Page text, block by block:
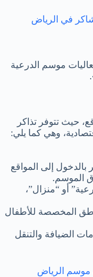
في الرياض
موسم الدرعية
حيث تتوفر تذاكر
وهي كما يلي:
بالدخول إلى المواقع
الموسم.
أو “منزال”،
المخصصة للأطفال
الضيافة والتنقل
موسم الرياض